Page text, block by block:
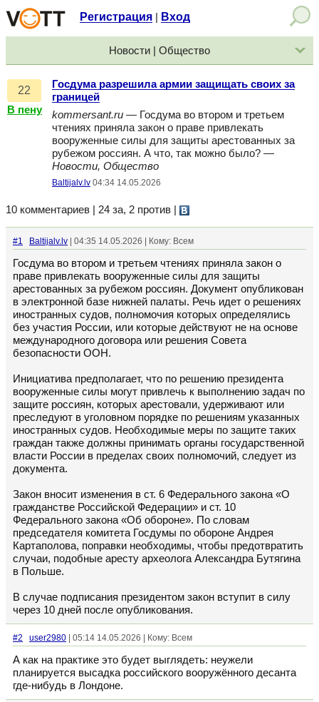
Регистрация Вход
Новости | Общество
22
В пену
Госдума разрешила армии защищать своих за
границей
kommersant.ru — Госдума во втором и третьем
чтениях приняла закон о праве привлекать
вооруженные силы для защиты арестованных за
рубежом россиян. А что, так можно было? —
Новости, Общество
Baltijalv.lv 04:34 14.05.2026
10 комментариев | 24 за, 2 против
#1 Baltijalv.lv | 04:35 14.05.2026 | Кому: Всем
Госдума во втором и третьем чтениях приняла закон о
праве привлекать вооруженные силы для защиты
арестованных за рубежом россиян. Документ опубликован
в электронной базе нижней палаты. Речь идет о решениях
иностранных судов, полномочия которых определялись
без участия России, или которые действуют не на основе
международного договора или решения Совета
безопасности ООН.
Инициатива предполагает, что по решению президента
вооруженные силы могут привлечь к выполнению задач по
защите россиян, которых арестовали, удерживают или
преследуют в уголовном порядке по решениям указанных
иностранных судов. Необходимые меры по защите таких
граждан также должны принимать органы государственной
власти России в пределах своих полномочий, следует из
документа.
Закон вносит изменения в ст. 6 Федерального закона «О
гражданстве Российской Федерации» и ст. 10
Федерального закона «Об обороне». По словам
председателя комитета Госдумы по обороне Андрея
Картаполова, поправки необходимы, чтобы предотвратить
случаи, подобные аресту археолога Александра Бутягина
в Польше.
В случае подписания президентом закон вступит в силу
через 10 дней после опубликования.
#2 user2980 | 05:14 14.05.2026 | Кому: Всем
А как на практике это будет выглядеть: неужели
планируется высадка российского вооружённого десанта
где-нибудь в Лондоне.